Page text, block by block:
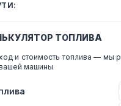
ТОПЛИВА
и стоимость топлива — мы
машины